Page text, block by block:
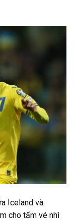
Iceland và
cho tấm vé nhì